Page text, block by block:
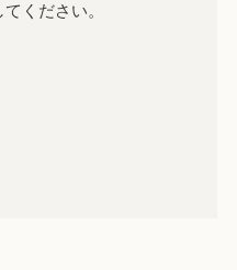
ください。